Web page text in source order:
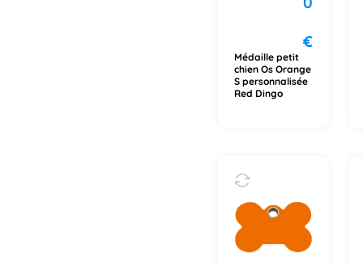
€
Médaille petit
chien Os Orange
S personnalisée
Red Dingo